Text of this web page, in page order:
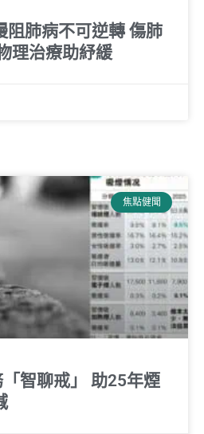
阻肺病不可逆轉 傷肺
理治療助紓緩
焦點健聞
智聊戒」 助25年煙